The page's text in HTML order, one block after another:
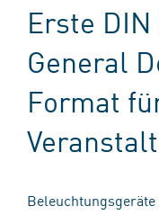
Erste DIN
General
Format